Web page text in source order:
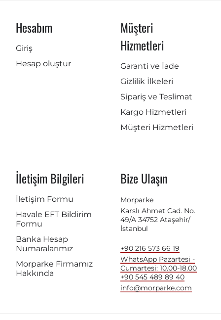
Hesabım
Giriş
Hesap oluştur
Müşteri
Hizmetleri
Garanti ve İade
Gizlilik İlkeleri
Sipariş ve Teslimat
Kargo Hizmetleri
Müşteri Hizmetleri
İletişim Bilgileri
İletişim Formu
Havale EFT Bildirim
Formu
Banka Hesap
Numaralarımız
Morparke Firmamız
Hakkında
Bize Ulaşın
Morparke
Karslı Ahmet Cad. No.
49/A 34752 Ataşehir/
İstanbul
+90 216 573 66 19
WhatsApp Pazartesi -
Cumartesi: 10.00-18.00
+90 545 489 89 40
info@morparke.com